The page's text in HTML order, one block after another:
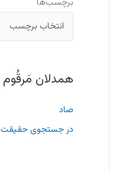
همدلان مَرقُوم
صاد
در جستجوی حقیقت